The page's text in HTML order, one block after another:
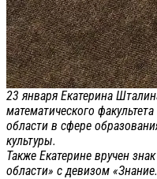
23 января Екатерина
математического
области в сфере
культуры.
Также Екатерине вручен
области» с девизом